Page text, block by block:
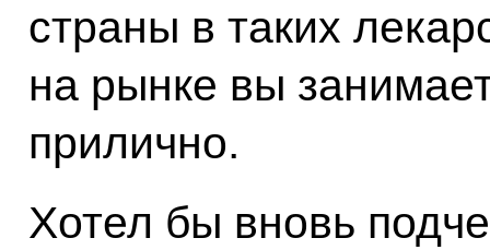
страны в таких
на рынке вы
прилично.
Хотел бы вновь